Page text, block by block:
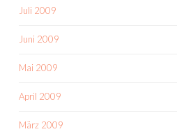
Juli 2009
Juni 2009
Mai 2009
April 2009
März 2009